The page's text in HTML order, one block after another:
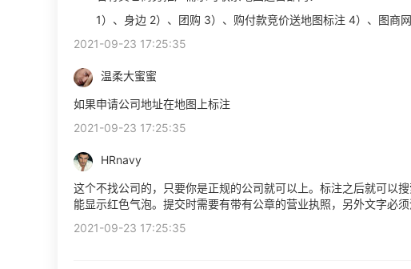
1）、身边 2）、团购 3）、购付款竞价送地图标注 4）、图商
2021-09-23 17:25:35
温柔大蜜蜜
如果申请公司地址在地图上标注
2021-09-23 17:25:35
HRnavy
这个不找公司的，只要你是正规的公司就可以上。标注之后就可以
能显示红色气泡。提交时需要有带有公章的营业执照，另外文字必须
2021-09-23 17:25:35